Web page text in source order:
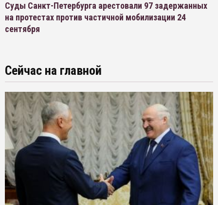
Суды Санкт-Петербурга арестовали 97 задержанных
на протестах против частичной мобилизации 24
сентября
Сейчас на главной